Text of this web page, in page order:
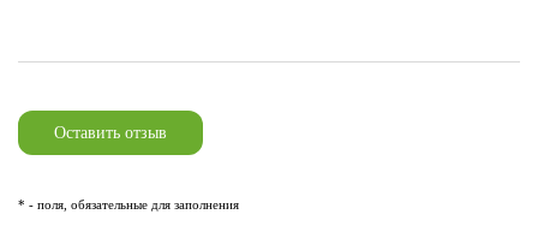
* - поля, обязательные для заполнения